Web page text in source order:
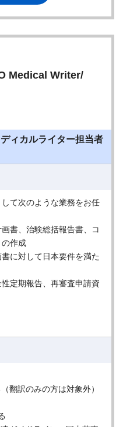
Medical Writer/
ィカルライター担当者
て次のような業務をお任
書、治験総括報告書、コ
作成
に対して日本要件を満た
定期報告、再審査申請資
翻訳のみの方は対象外）